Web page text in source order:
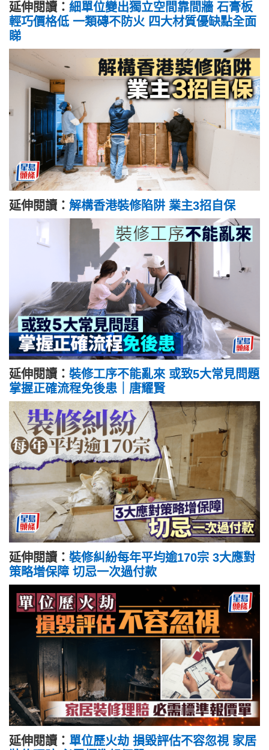
延伸閱讀： 細單位變出獨立空間靠間牆 石膏板
輕巧價格低 一類磚不防火 四大材質優缺點全面
睇
延伸閱讀： 解構香港裝修陷阱 業主3招自保
延伸閱讀： 裝修工序不能亂來 或致5大常見問題
掌握正確流程免後患｜唐耀賢
延伸閱讀： 裝修糾紛每年平均逾170宗 3大應對
策略增保障 切忌一次過付款
延伸閱讀： 單位歷火劫 損毀評估不容忽視 家居